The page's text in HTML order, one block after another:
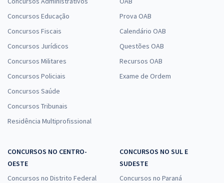
TRF 1ª Região - Tribunal Regional Federal da 1ª Região - Técnico
Judiciário - Área Administrativa - Especialidade: Agente da Polícia
Judicial (Com Orientações para o TAF)
à vista
R$41,99
Economize R$ 125,98 (-20%)
à vista
ou 12x de
R$52,72
Concursos Educação
Concursos Fiscais
Concursos Jurídicos
Concursos Militares
Concursos Policiais
Concursos Saúde
Concursos Tribunais
Residência Multiprofissional
Prova OAB
Calendário OAB
Questões OAB
Recursos OAB
Exame de Ordem
CONCURSOS NO CENTRO-
OESTE
Concursos no Distrito Federal
CONCURSOS NO SUL E
SUDESTE
Concursos no Paraná